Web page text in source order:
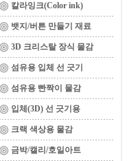
칼라잉크(Color ink)
뱃지/버튼 만들기 재료
3D 크리스탈 장식 물감
섬유용 입체 선 긋기
섬유용 빤짝이 물감
입체(3D) 선 긋기용
크랙 색상용 물감
금박/캘리/호일아트